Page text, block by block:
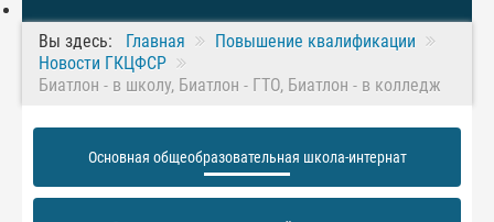
Вы здесь: Главная
Повышение квалификации
Новости ГКЦФСР
Биатлон - в школу, Биатлон - ГТО, Биатлон - в колледж
Основная общеобразовательная школа-интернат